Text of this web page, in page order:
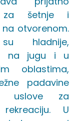
za šetnje i
otvorenom.
hladnije,
na jugu i u
oblastima,
padavine
uslove za
U